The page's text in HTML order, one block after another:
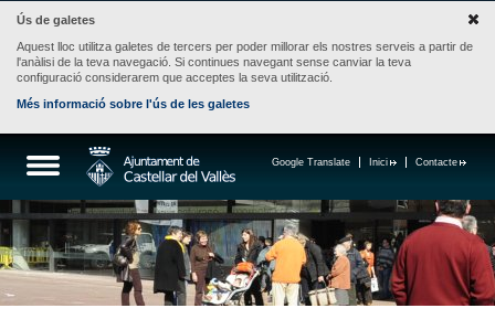
Ús de galetes
Aquest lloc utilitza galetes de tercers per poder millorar els nostres serveis a partir de
l'anàlisi de la teva navegació. Si continues navegant sense canviar la teva
configuració considerarem que acceptes la seva utilització.
Més informació sobre l'ús de les galetes
Contacte
Inici
Google Translate